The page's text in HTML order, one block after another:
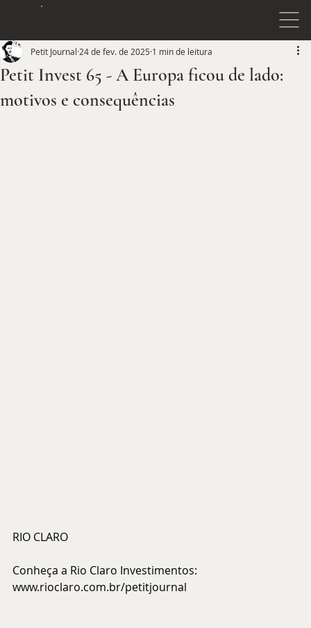
Petit Invest 65 - A Europa ficou de lado:
motivos e consequências
Petit Journal 24 de fev. de 2025 1 min de leitura
RIO CLARO
Conheça a Rio Claro Investimentos:
www.rioclaro.com.br/petitjournal